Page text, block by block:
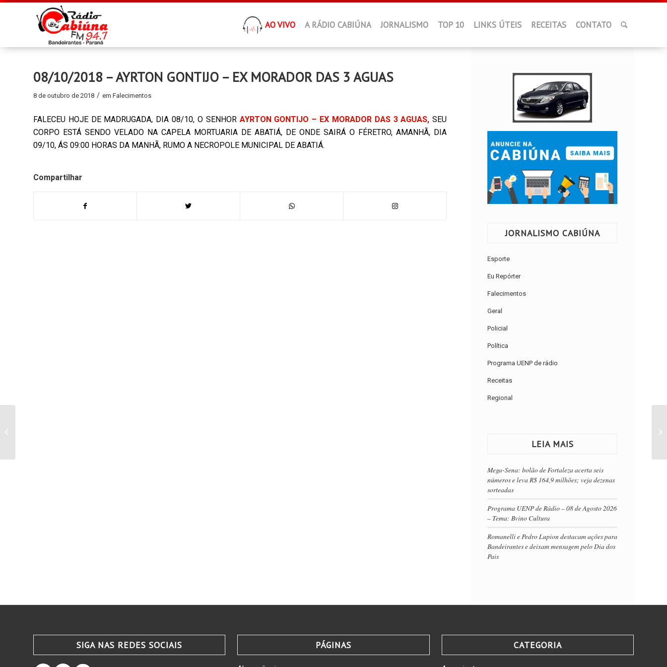
AO VIVO A RÁDIO CABIÚNA JORNALISMO TOP 10 LINKS ÚTEIS RECEITAS CONTATO
08/10/2018 – AYRTON GONTIJO – EX MORADOR DAS 3 AGUAS
8 de outubro de 2018 / em Falecimentos
FALECEU HOJE DE MADRUGADA, DIA 08/10, O SENHOR AYRTON GONTIJO – EX MORADOR DAS 3 AGUAS,SEU
CORPO ESTÁ SENDO VELADO NA CAPELA MORTUARIA DE ABATIÁ, DE ONDE SAIRÁ O FÉRETRO, AMANHÃ, DIA
09/10, ÁS 09:00 HORAS DA MANHÃ, RUMO A NECROPOLE MUNICIPAL DE ABATIÁ.
Compartilhar
JORNALISMO CABIÚNA
Esporte
Eu Repórter
Falecimentos
Geral
Policial
Política
Programa UENP de rádio
Receitas
Regional
LEIA MAIS
Mega-Sena: bolão de Fortaleza acerta seis
números e leva R$ 164,9 milhões; veja dezenas
sorteadas
Programa UENP de Rádio – 08 de Agosto 2026
– Tema: Bvino Cultura
Romanelli e Pedro Lupion destacam ações para
Bandeirantes e deixam mensagem pelo Dia dos
Pais
SIGA NAS REDES SOCIAIS PÁGINAS CATEGORIA